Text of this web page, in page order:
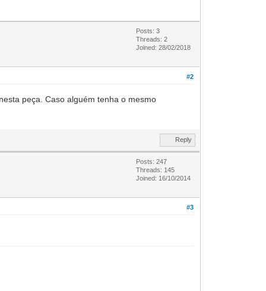
Posts: 3
Threads: 2
Joined: 28/02/2018
#2
peça. Caso alguém tenha o mesmo
Reply
Posts: 247
Threads: 145
Joined: 16/10/2014
#3